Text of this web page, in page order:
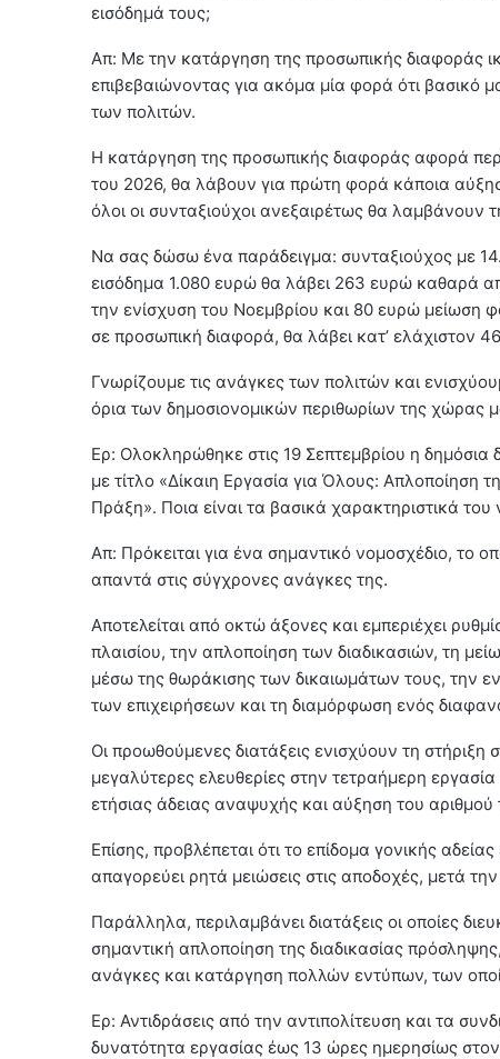
εισόδημά τους;
Απ: Με την κατάργηση της προσωπικής διαφοράς
επιβεβαιώνοντας για ακόμα μία φορά ότι βασικό
των πολιτών.
Η κατάργηση της προσωπικής διαφοράς αφορά
του 2026, θα λάβουν για πρώτη φορά κάποια
όλοι οι συνταξιούχοι ανεξαιρέτως θα λαμβάνουν
Να σας δώσω ένα παράδειγμα: συνταξιούχος με
εισόδημα 1.080 ευρώ θα λάβει 263 ευρώ καθαρά
την ενίσχυση του Νοεμβρίου και 80 ευρώ μείωση
σε προσωπική διαφορά, θα λάβει κατ’ ελάχιστον
Γνωρίζουμε τις ανάγκες των πολιτών και
όρια των δημοσιονομικών περιθωρίων της χώρας
Ερ: Ολοκληρώθηκε στις 19 Σεπτεμβρίου η δημόσια
με τίτλο «Δίκαιη Εργασία για Όλους: Απλοποίηση
Πράξη». Ποια είναι τα βασικά χαρακτηριστικά του
Απ: Πρόκειται για ένα σημαντικό νομοσχέδιο, το
απαντά στις σύγχρονες ανάγκες της.
Αποτελείται από οκτώ άξονες και εμπεριέχει
πλαισίου, την απλοποίηση των διαδικασιών, τη
μέσω της θωράκισης των δικαιωμάτων τους, την
των επιχειρήσεων και τη διαμόρφωση ενός
Οι προωθούμενες διατάξεις ενισχύουν τη
μεγαλύτερες ελευθερίες στην τετραήμερη
ετήσιας άδειας αναψυχής και αύξηση του
Επίσης, προβλέπεται ότι το επίδομα γονικής
απαγορεύει ρητά μειώσεις στις αποδοχές, μετά
Παράλληλα, περιλαμβάνει διατάξεις οι οποίες
σημαντική απλοποίηση της διαδικασίας
ανάγκες και κατάργηση πολλών εντύπων, των
Ερ: Αντιδράσεις από την αντιπολίτευση και τα
δυνατότητα εργασίας έως 13 ώρες ημερησίως στον